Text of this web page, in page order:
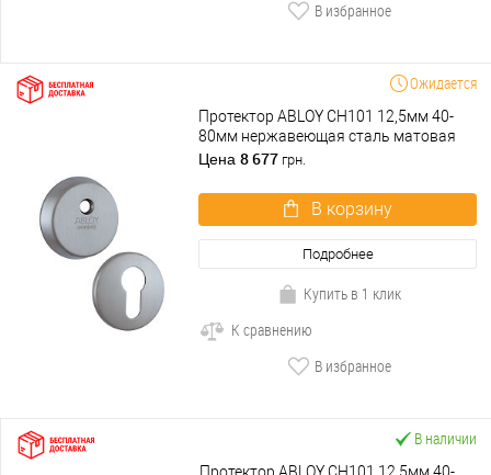
В избранное
Ожидается
Протектор ABLOY CH101 12,5мм 40-
80мм нержавеющая сталь матовая
Цена 8 677 грн.
В корзину
Подробнее
Купить в 1 клик
К сравнению
В избранное
В наличии